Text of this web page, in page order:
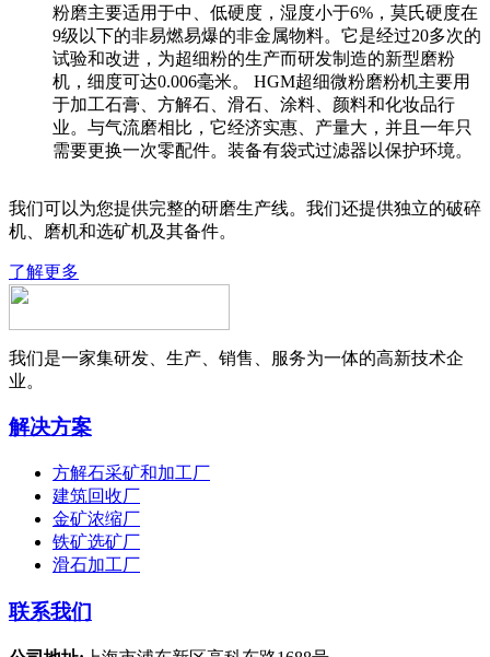
粉磨主要适用于中、低硬度，湿度小于6%，莫氏硬度在
9级以下的非易燃易爆的非金属物料。它是经过20多次的
试验和改进，为超细粉的生产而研发制造的新型磨粉
机，细度可达0.006毫米。 HGM超细微粉磨粉机主要用
于加工石膏、方解石、滑石、涂料、颜料和化妆品行
业。与气流磨相比，它经济实惠、产量大，并且一年只
需要更换一次零配件。装备有袋式过滤器以保护环境。
我们可以为您提供完整的研磨生产线。我们还提供独立的破碎
机、磨机和选矿机及其备件。
了解更多
我们是一家集研发、生产、销售、服务为一体的高新技术企
业。
解决方案
方解石采矿和加工厂
建筑回收厂
金矿浓缩厂
铁矿选矿厂
滑石加工厂
联系我们